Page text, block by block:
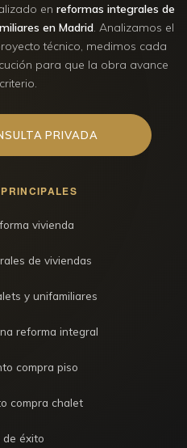
en reformas integrales de
en Madrid. Analizamos el
técnico, medimos cada
para que la obra avance
PRIVADA
vivienda
de viviendas
y unifamiliares
reforma integral
compra piso
compra chalet
de éxito